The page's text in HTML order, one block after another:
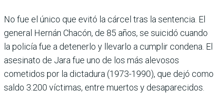
No fue el único que evitó la cárcel tras la sentencia. El
general Hernán Chacón, de 85 años, se suicidó cuando
la policía fue a detenerlo y llevarlo a cumplir condena. El
asesinato de Jara fue uno de los más alevosos
cometidos por la dictadura (1973-1990), que dejó como
saldo 3.200 víctimas, entre muertos y desaparecidos.